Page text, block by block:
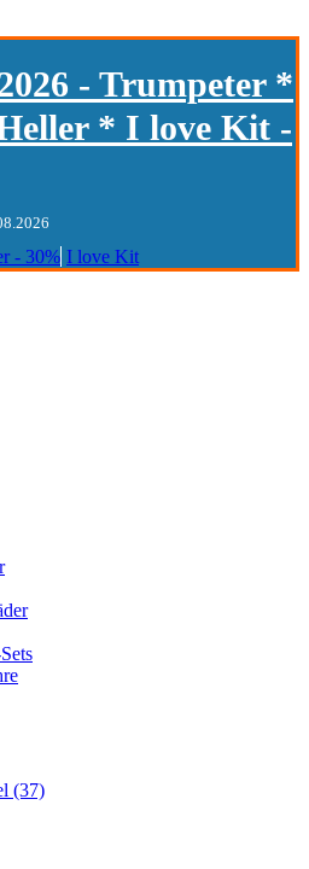
- Trumpeter *
* I love Kit -
- 30% I love Kit
(37)